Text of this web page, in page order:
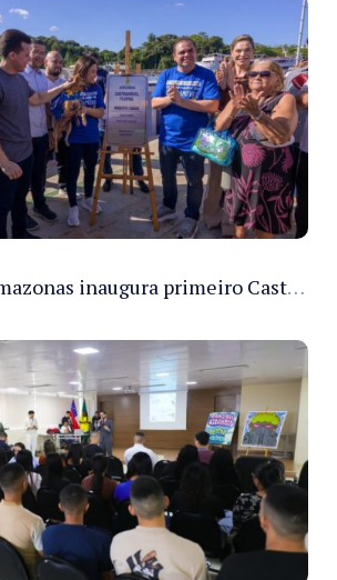
Governo do Amazonas inaugura primeiro Castramóvel Fluvial para atendimento veterinário às comunidades ribeirinhas e castração gratuita